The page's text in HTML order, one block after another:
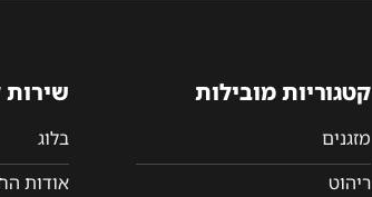
קטגוריות מובילות
מזגנים
ריהוט
שירות
בלוג
אודות